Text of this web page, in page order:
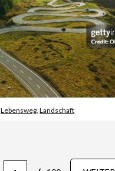
Lebensweg, Landschaft